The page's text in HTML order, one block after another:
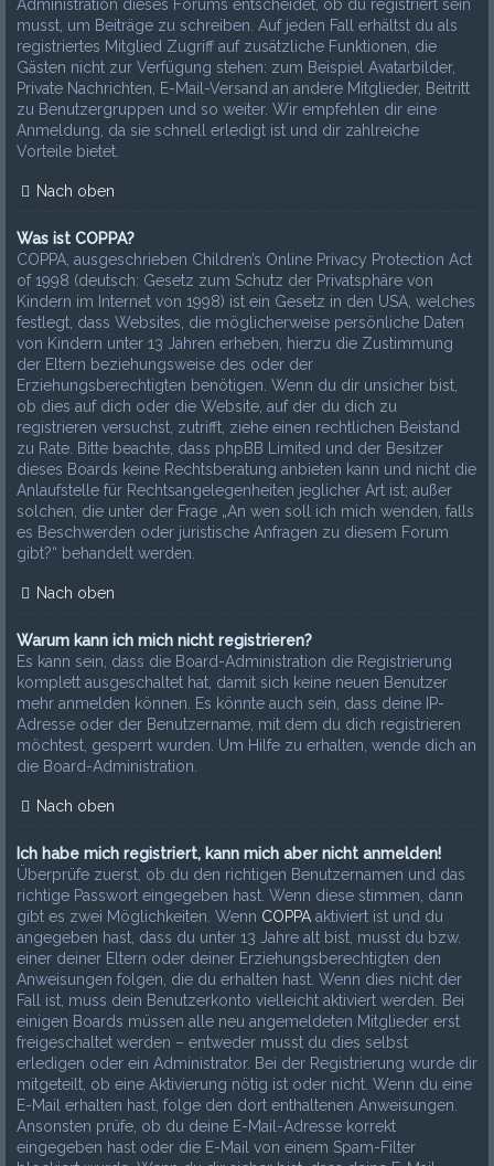
Administration dieses Forums entscheidet, ob du registriert sein
musst, um Beiträge zu schreiben. Auf jeden Fall erhältst du als
registriertes Mitglied Zugriff auf zusätzliche Funktionen, die
Gästen nicht zur Verfügung stehen: zum Beispiel Avatarbilder,
Private Nachrichten, E-Mail-Versand an andere Mitglieder, Beitritt
zu Benutzergruppen und so weiter. Wir empfehlen dir eine
Anmeldung, da sie schnell erledigt ist und dir zahlreiche
Vorteile bietet.
Nach oben
Was ist COPPA?
COPPA, ausgeschrieben Children’s Online Privacy Protection Act
of 1998 (deutsch: Gesetz zum Schutz der Privatsphäre von
Kindern im Internet von 1998) ist ein Gesetz in den USA, welches
festlegt, dass Websites, die möglicherweise persönliche Daten
von Kindern unter 13 Jahren erheben, hierzu die Zustimmung
der Eltern beziehungsweise des oder der
Erziehungsberechtigten benötigen. Wenn du dir unsicher bist,
ob dies auf dich oder die Website, auf der du dich zu
registrieren versuchst, zutrifft, ziehe einen rechtlichen Beistand
zu Rate. Bitte beachte, dass phpBB Limited und der Besitzer
dieses Boards keine Rechtsberatung anbieten kann und nicht die
Anlaufstelle für Rechtsangelegenheiten jeglicher Art ist; außer
solchen, die unter der Frage „An wen soll ich mich wenden, falls
es Beschwerden oder juristische Anfragen zu diesem Forum
gibt?“ behandelt werden.
Nach oben
Warum kann ich mich nicht registrieren?
Es kann sein, dass die Board-Administration die Registrierung
komplett ausgeschaltet hat, damit sich keine neuen Benutzer
mehr anmelden können. Es könnte auch sein, dass deine IP-
Adresse oder der Benutzername, mit dem du dich registrieren
möchtest, gesperrt wurden. Um Hilfe zu erhalten, wende dich an
die Board-Administration.
Nach oben
Ich habe mich registriert, kann mich aber nicht anmelden!
Überprüfe zuerst, ob du den richtigen Benutzernamen und das
richtige Passwort eingegeben hast. Wenn diese stimmen, dann
gibt es zwei Möglichkeiten. Wenn COPPA aktiviert ist und du
angegeben hast, dass du unter 13 Jahre alt bist, musst du bzw.
einer deiner Eltern oder deiner Erziehungsberechtigten den
Anweisungen folgen, die du erhalten hast. Wenn dies nicht der
Fall ist, muss dein Benutzerkonto vielleicht aktiviert werden. Bei
einigen Boards müssen alle neu angemeldeten Mitglieder erst
freigeschaltet werden – entweder musst du dies selbst
erledigen oder ein Administrator. Bei der Registrierung wurde dir
mitgeteilt, ob eine Aktivierung nötig ist oder nicht. Wenn du eine
E-Mail erhalten hast, folge den dort enthaltenen Anweisungen.
Ansonsten prüfe, ob du deine E-Mail-Adresse korrekt
eingegeben hast oder die E-Mail von einem Spam-Filter